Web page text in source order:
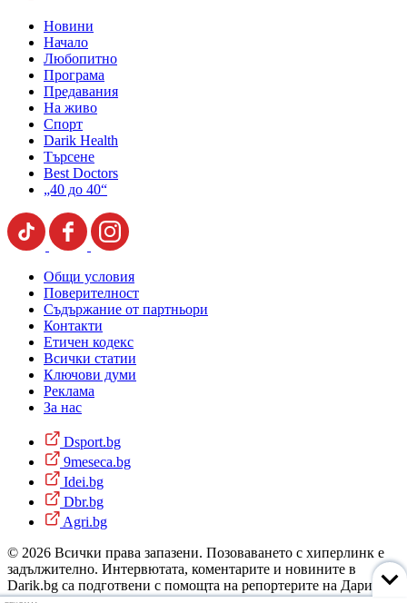
Новини
Начало
Любопитно
Програма
Предавания
На живо
Спорт
Darik Health
Търсене
Best Doctors
„40 до 40“
Общи условия
Поверителност
Съдържание от партньори
Контакти
Етичен кодекс
Всички статии
Ключови думи
Реклама
За нас
Dsport.bg
9meseca.bg
Idei.bg
Dbr.bg
Agri.bg
© 2026 Всички права запазени. Позоваването с хиперлинк е
задължително. Интервютата, коментарите и новините в
Darik.bg са подготвени с помощта на репортерите на Дарик